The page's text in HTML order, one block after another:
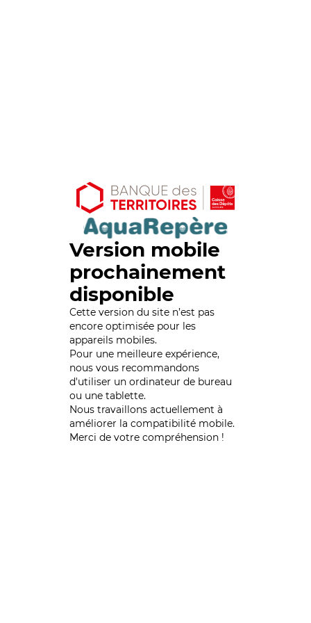
Version mobile
prochainement
disponible
Cette version du site n’est pas
encore optimisée pour les
appareils mobiles.
Pour une meilleure expérience,
nous vous recommandons
d'utiliser un ordinateur de bureau
ou une tablette.
Nous travaillons actuellement à
améliorer la compatibilité mobile.
Merci de votre compréhension !